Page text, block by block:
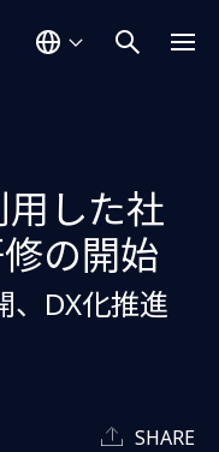
した社
の開始
、DX化推進
SHARE